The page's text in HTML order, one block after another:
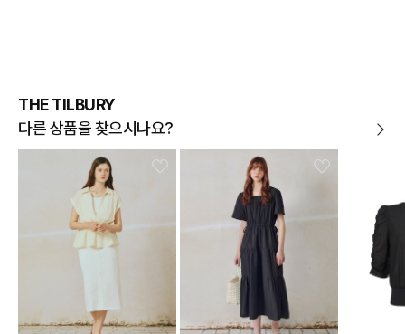
THE TILBURY
다른 상품을 찾으시나요?